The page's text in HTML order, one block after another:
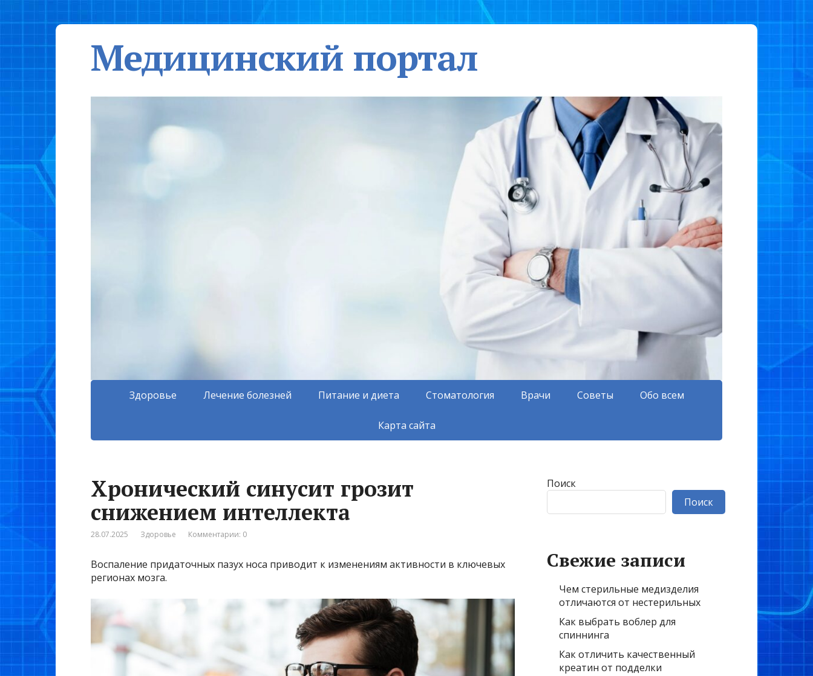
Медицинский портал
Здоровье Лечение болезней Питание и диета Стоматология Врачи Советы Обо всем
Карта сайта
Хронический синусит грозит
снижением интеллекта
28.07.2025 Здоровье Комментарии: 0
Воспаление придаточных пазух носа приводит к изменениям активности в ключевых
регионах мозга.
Поиск
Поиск
Свежие записи
Чем стерильные медизделия
отличаются от нестерильных
Как выбрать воблер для
спиннинга
Как отличить качественный
креатин от подделки